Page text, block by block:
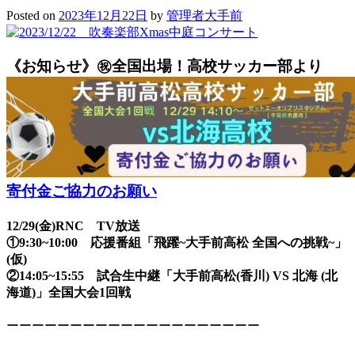
業
式
Posted on 2023年12月22日 by 管理者大手前
《お知らせ》㊗全国出場！高校サッカー部より
寄付金ご協力のお願い
12/29(金)RNC TV放送
①9:30~10:00 応援番組「飛躍~大手前高松 全国への挑戦~」
(仮)
②14:05~15:55 試合生中継「大手前高松(香川) VS 北海 (北
海道)」全国大会1回戦
ーーーーーーーーーーーーーーーーーーーー